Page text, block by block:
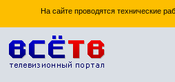
На сайте проводятся технические